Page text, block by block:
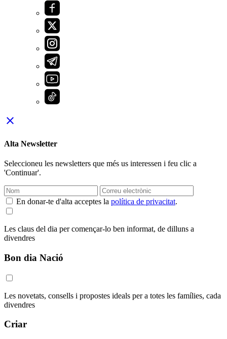
close
Alta Newsletter
Seleccioneu les newsletters que més us interessen i feu clic a
'Continuar'.
En donar-te d'alta acceptes la política de privacitat.
Les claus del dia per començar-lo ben informat, de dilluns a
divendres
Bon dia Nació
Les novetats, consells i propostes ideals per a totes les famílies, cada
divendres
Criar